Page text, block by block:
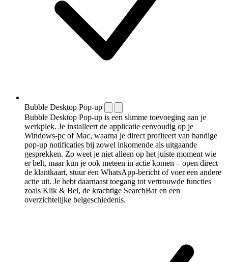
Bubble Desktop Pop-up
Bubble Desktop Pop-up is een slimme toevoeging aan je
werkplek. Je installeert de applicatie eenvoudig op je
Windows-pc of Mac, waarna je direct profiteert van handige
pop-up notificaties bij zowel inkomende als uitgaande
gesprekken. Zo weet je niet alleen op het juiste moment wie
er belt, maar kun je ook meteen in actie komen – open direct
de klantkaart, stuur een WhatsApp-bericht of voer een andere
actie uit. Je hebt daarnaast toegang tot vertrouwde functies
zoals Klik & Bel, de krachtige SearchBar en een
overzichtelijke belgeschiedenis.